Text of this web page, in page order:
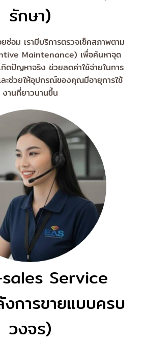
รักษา)
ซ่อม เรามีบริการตรวจเช็คสภาพตาม
Maintenance) เพื่อค้นหาจุด
กิดปัญหาจริง ช่วยลดค่าใช้จ่ายในการ
ะช่วยให้อุปกรณ์ของคุณมีอายุการใช้
งานที่ยาวนานขึ้น
Service
การขายแบบครบ
วงจร)